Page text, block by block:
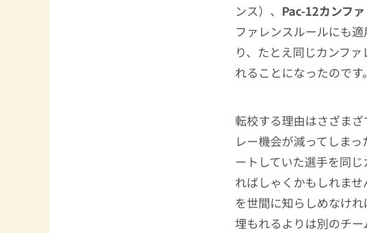
ンス）、 Pac-12カンフ
ファレンスルールにも
り、たとえ同じカンフ
れることになったのです。
転校する理由はさざま
レー機会が減ってしま
ートしていた選手を同
ればしゃくかもしれま
を世間に知らしめなけ
埋もれるよりは別のチー